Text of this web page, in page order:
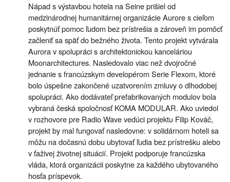
Nápad s výstavbou hotela na Seine prišiel od
medzinárodnej humanitárnej organizácie Aurore s cieľom
poskytnúť pomoc ľudom bez prístrešia a zároveň im pomôcť
začleniť sa späť do bežného života. Tento projekt vytvárala
Aurora v spolupráci s architektonickou kanceláriou
Moonarchitectures. Nasledovalo viac než dvojročné
jednanie s francúzskym developérom Serie Flexom, ktoré
bolo úspešne zakončené uzatvorením zmluvy o dlhodobej
spolupráci. Ako dodávateľ prefabrikovaných modulov bola
vybraná česká spoločnosť KOMA MODULAR. Ako uviedol
v rozhovore pre Radio Wave vedúci projektu Filip Kováč,
projekt by mal fungovať nasledovne: v solidárnom hoteli sa
môžu na dočasnú dobu ubytovať ľudia bez prístrešku alebo
v ťaživej životnej situácií. Projekt podporuje francúzska
vláda, ktorá organizácii poskytne za každého ubytovaného
hosťa príspevok.